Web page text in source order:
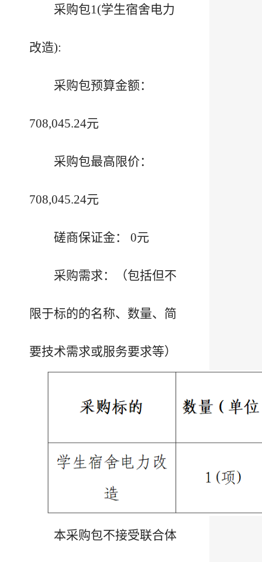
采购包1(学生宿舍电力
改造):
采购包预算金额：
708,045.24元
采购包最高限价：
708,045.24元
磋商保证金： 0元
采购需求：（包括但不
限于标的的名称、数量、简
要技术需求或服务要求等）
本采购包不接受联合体